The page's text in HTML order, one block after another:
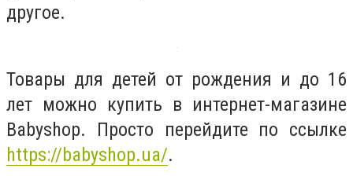
другое.
Товары для детей от рождения и до 16
лет можно купить в интернет-магазине
Babyshop. Просто перейдите по ссылке
https://babyshop.ua/.